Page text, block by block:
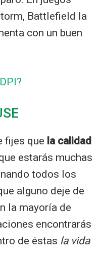
Battlefield la
con un buen
fijes que la calidad
estarás muchas
todos los
alguno deje de
la mayoría de
encontrarás
de éstas la vida